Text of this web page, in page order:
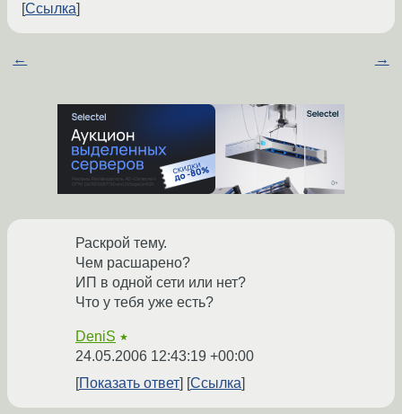
Ссылка
← →
Раскрой тему.
Чем расшарено?
ИП в одной сети или нет?
Что у тебя уже есть?
DeniS ★
24.05.2006 12:43:19 +00:00
Показать ответ
Ссылка